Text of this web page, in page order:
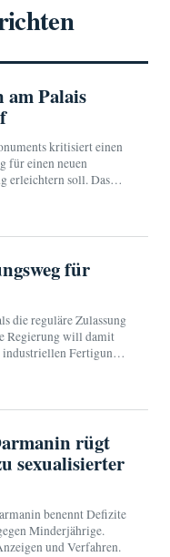
Palais
kritisiert einen
für einen neuen
erleichtern soll. Das
für
die reguläre Zulassung
Regierung will damit
industriellen Fertigung
rügt
sexualisierter
benennt Defizite
Minderjährige.
und Verfahren.